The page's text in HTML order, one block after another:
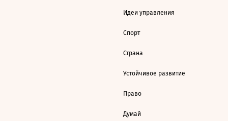
Идеи управления
Спорт
Страна
Устойчивое развитие
Право
Думай